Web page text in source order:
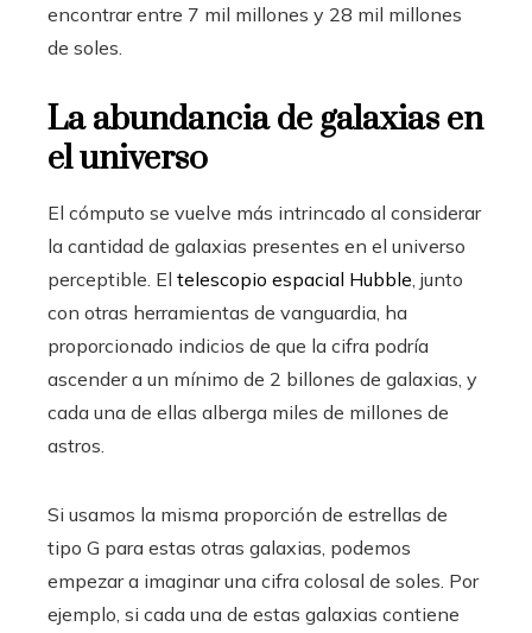
encontrar entre 7 mil millones y 28 mil millones
de soles.
La abundancia de galaxias en
el universo
El cómputo se vuelve más intrincado al considerar
la cantidad de galaxias presentes en el universo
perceptible. El telescopio espacial Hubble , junto
con otras herramientas de vanguardia, ha
proporcionado indicios de que la cifra podría
ascender a un mínimo de 2 billones de galaxias, y
cada una de ellas alberga miles de millones de
astros.
Si usamos la misma proporción de estrellas de
tipo G para estas otras galaxias, podemos
empezar a imaginar una cifra colosal de soles. Por
ejemplo, si cada una de estas galaxias contiene